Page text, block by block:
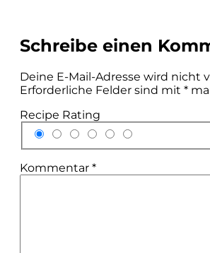
Schreibe einen
Deine E-Mail-Adresse wird nicht
Erforderliche Felder sind mit *
Recipe Rating
Kommentar *